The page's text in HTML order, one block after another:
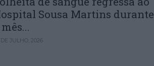
Sousa Martins durante
JULHO, 2026